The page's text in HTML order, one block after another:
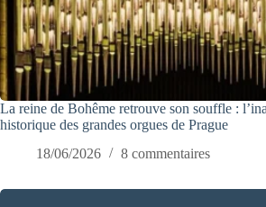
La reine de Bohême retrouve son souffle :
historique des grandes orgues de Prague
18/06/2026
8 commentaires